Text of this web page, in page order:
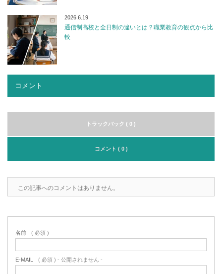
2026.6.19
通信制高校と全日制の違いとは？職業教育の観点から比
較
コメント
トラックバック ( 0 )
コメント ( 0 )
この記事へのコメントはありません。
名前 ( 必須 )
E-MAIL ( 必須 ) - 公開されません -